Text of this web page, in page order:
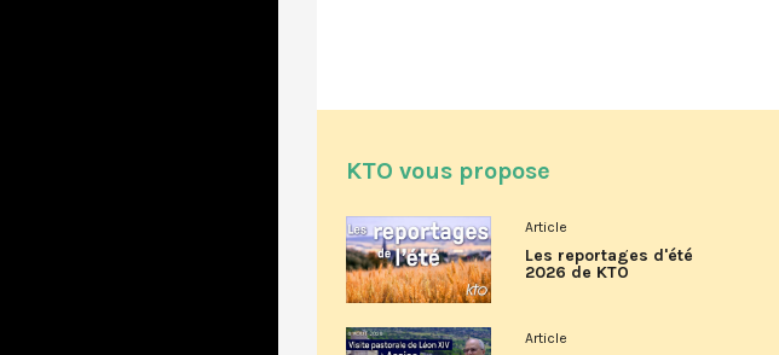
KTO vous propose
Article
Les reportages d'été
2026 de KTO
Article